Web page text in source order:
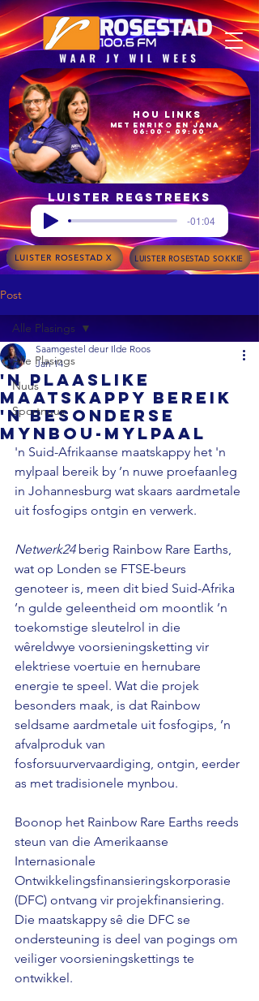
06:00 – 09:00
met Enriko en Jana
Hou Links
Luister regstreeks
-01:04
LUISTER ROSESTAD X LUISTER ROSESTAD SOKKIE
Post
Alle Plasings
Nuus
Sportnuus
Alle Plasings
'n Plaaslike
maatskappy bereik
'n besonderse
mynbou-mylpaal
Saamgestel deur Ilde Roos
Jan 14
'n Suid-Afrikaanse maatskappy het 'n
mylpaal bereik by ’n nuwe proefaanleg
in Johannesburg wat skaars aardmetale
uit fosfogips ontgin en verwerk.
Netwerk24 berig Rainbow Rare Earths,
wat op Londen se FTSE-beurs
genoteer is, meen dit bied Suid-Afrika
’n gulde geleentheid om moontlik ’n
toekomstige sleutelrol in die
wêreldwye voorsieningsketting vir
elektriese voertuie en hernubare
energie te speel. Wat die projek
besonders maak, is dat Rainbow
seldsame aardmetale uit fosfogips, ’n
afvalproduk van
fosforsuurvervaardiging, ontgin, eerder
as met tradisionele mynbou.
Boonop het Rainbow Rare Earths reeds
steun van die Amerikaanse
Internasionale
Ontwikkelingsfinansieringskorporasie
(DFC) ontvang vir projekfinansiering.
Die maatskappy sê die DFC se
ondersteuning is deel van pogings om
veiliger voorsieningskettings te
ontwikkel.